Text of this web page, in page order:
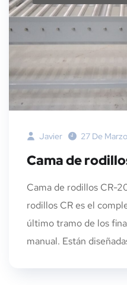
Javier 27 De
Cama de
Cama de rodillos CR-
rodillos CR es el
último tramo de los
manual. Están